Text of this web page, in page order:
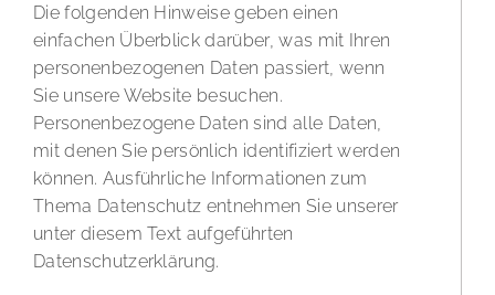
Die folgenden Hinweise geben einen
einfachen Überblick darüber, was mit Ihren
personenbezogenen Daten passiert, wenn
Sie unsere Website besuchen.
Personenbezogene Daten sind alle Daten,
mit denen Sie persönlich identifiziert werden
können. Ausführliche Informationen zum
Thema Datenschutz entnehmen Sie unserer
unter diesem Text aufgeführten
Datenschutzerklärung.